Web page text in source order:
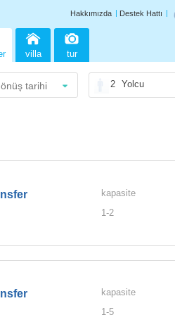
Hakkımızda Destek Hattı
villa tur
2 Yolcu
kapasite
1-2
kapasite
1-5